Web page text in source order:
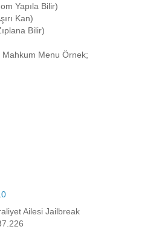
Yapıla Bilir)
Kan)
Bilir)
Menu Örnek;
Ailesi Jailbreak